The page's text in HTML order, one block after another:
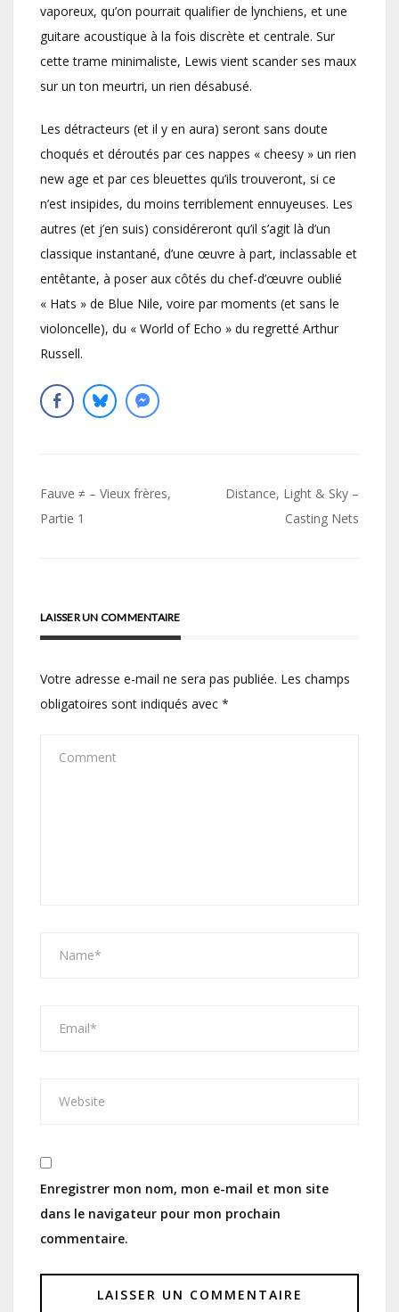
vaporeux, qu’on pourrait qualifier de lynchiens, et une
guitare acoustique à la fois discrète et centrale. Sur
cette trame minimaliste, Lewis vient scander ses maux
sur un ton meurtri, un rien désabusé.
Les détracteurs (et il y en aura) seront sans doute
choqués et déroutés par ces nappes « cheesy » un rien
new age et par ces bleuettes qu’ils trouveront, si ce
n’est insipides, du moins terriblement ennuyeuses. Les
autres (et j’en suis) considéreront qu’il s’agit là d’un
classique instantané, d’une œuvre à part, inclassable et
entêtante, à poser aux côtés du chef-d’œuvre oublié
« Hats » de Blue Nile, voire par moments (et sans le
violoncelle), du « World of Echo » du regretté Arthur
Russell.
Navigation
de
Fauve ≠ – Vieux frères,
Partie 1
Distance, Light & Sky –
Casting Nets
LAISSER UN COMMENTAIRE
Votre adresse e-mail ne sera pas publiée. Les champs
obligatoires sont indiqués avec *
Enregistrer mon nom, mon e-mail et mon site
dans le navigateur pour mon prochain
commentaire.